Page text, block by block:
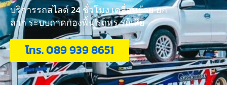
บริการรถสไลด์ 24 ชั่วโมง เคลื่อนย้าย ยก
ลาก ระบบถาดกองพื้น รถหรู รถเสีย
โทร. 089 939 8651